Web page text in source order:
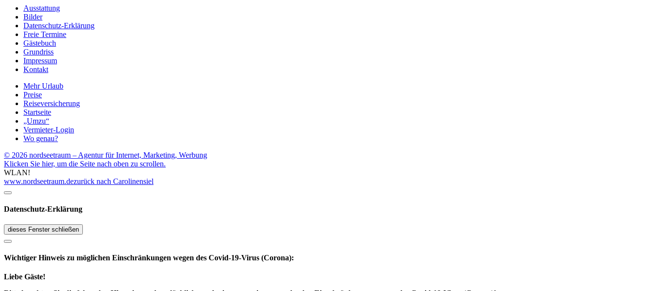
Ausstattung
Bilder
Datenschutz-Erklärung
Freie Termine
Gästebuch
Grundriss
Impressum
Kontakt
Mehr Urlaub
Preise
Reiseversicherung
Startseite
„Umzu“
Vermieter-Login
Wo genau?
© 2026 nordseetraum – Agentur für Internet, Marketing, Werbung
Klicken Sie hier, um die Seite nach oben zu scrollen.
WLAN!
www.nordseetraum.dezurück nach Carolinensiel
Datenschutz-Erklärung
dieses Fenster schließen
Wichtiger Hinweis zu möglichen Ein­schränk­ungen wegen des Covid-19-Virus (Corona):
Liebe Gäste!